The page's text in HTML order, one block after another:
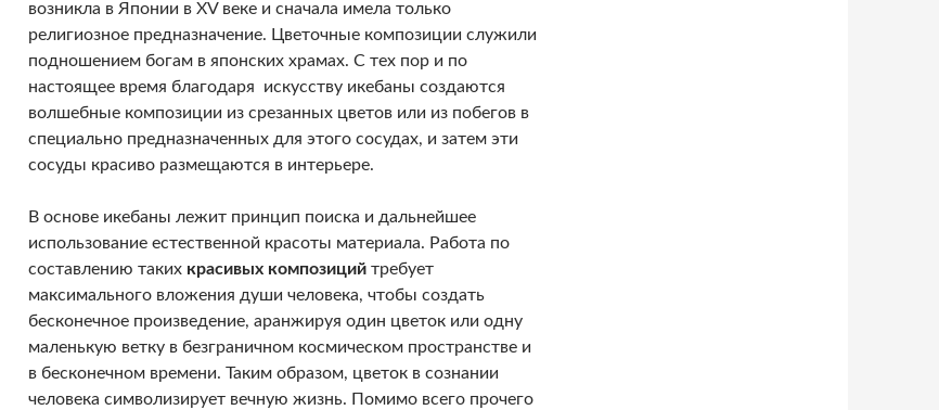
возникла в Японии в XV веке и сначала имела только
религиозное предназначение. Цветочные композиции служили
подношением богам в японских храмах. С тех пор и по
настоящее время благодаря искусству икебаны создаются
волшебные композиции из срезанных цветов или из побегов в
специально предназначенных для этого сосудах, и затем эти
сосуды красиво размещаются в интерьере.
В основе икебаны лежит принцип поиска и дальнейшее
использование естественной красоты материала. Работа по
составлению таких красивых композиций требует
максимального вложения души человека, чтобы создать
бесконечное произведение, аранжируя один цветок или одну
маленькую ветку в безграничном космическом пространстве и
в бесконечном времени. Таким образом, цветок в сознании
человека символизирует вечную жизнь. Помимо всего прочего